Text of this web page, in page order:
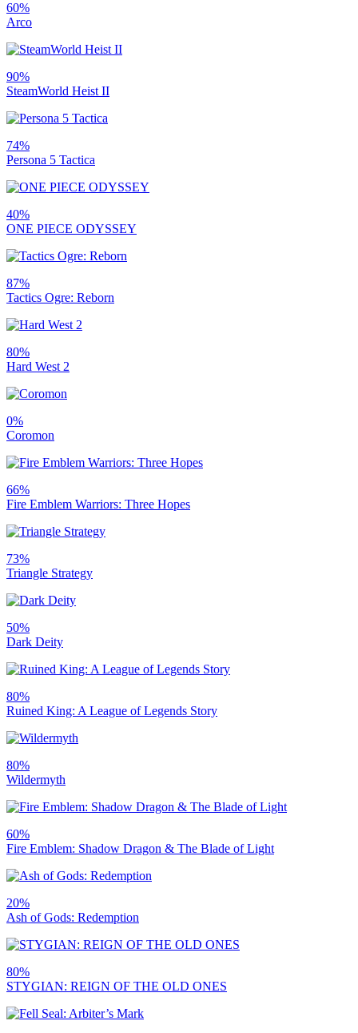
60%
Arco
90%
SteamWorld Heist II
74%
Persona 5 Tactica
40%
ONE PIECE ODYSSEY
87%
Tactics Ogre: Reborn
80%
Hard West 2
0%
Coromon
66%
Fire Emblem Warriors: Three Hopes
73%
Triangle Strategy
50%
Dark Deity
80%
Ruined King: A League of Legends Story
80%
Wildermyth
60%
Fire Emblem: Shadow Dragon & The Blade of Light
20%
Ash of Gods: Redemption
80%
STYGIAN: REIGN OF THE OLD ONES